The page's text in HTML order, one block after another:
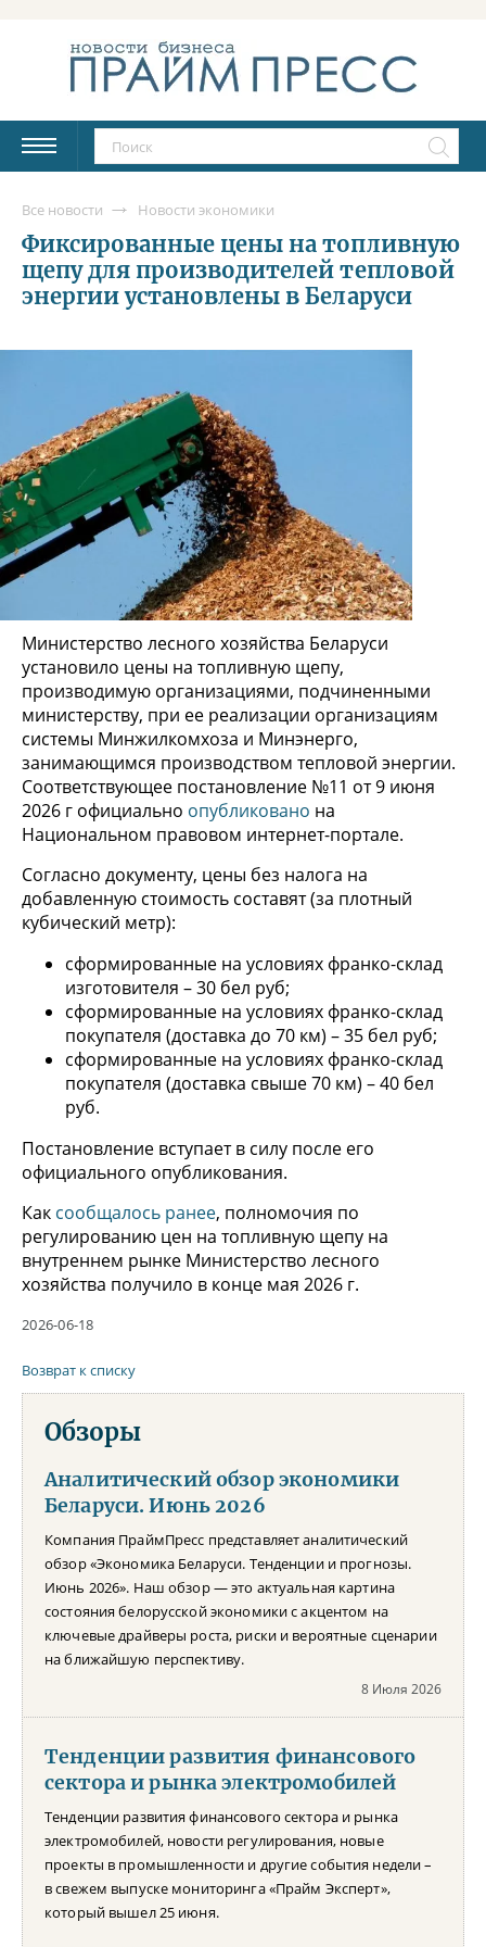
Все новости Новости экономики
Фиксированные цены на топливную
щепу для производителей тепловой
энергии установлены в Беларуси
Министерство лесного хозяйства Беларуси
установило цены на топливную щепу,
производимую организациями, подчиненными
министерству, при ее реализации организациям
системы Минжилкомхоза и Минэнерго,
занимающимся производством тепловой энергии.
Соответствующее постановление №11 от 9 июня
2026 г официально опубликовано на
Национальном правовом интернет-портале.
Согласно документу, цены без налога на
добавленную стоимость составят (за плотный
кубический метр):
сформированные на условиях франко-склад
изготовителя – 30 бел руб;
сформированные на условиях франко-склад
покупателя (доставка до 70 км) – 35 бел руб;
сформированные на условиях франко-склад
покупателя (доставка свыше 70 км) – 40 бел
руб.
Постановление вступает в силу после его
официального опубликования.
Как сообщалось ранее, полномочия по
регулированию цен на топливную щепу на
внутреннем рынке Министерство лесного
хозяйства получило в конце мая 2026 г.
2026-06-18
Возврат к списку
Обзоры
Аналитический обзор экономики
Беларуси. Июнь 2026
Компания ПраймПресс представляет аналитический
обзор «Экономика Беларуси. Тенденции и прогнозы.
Июнь 2026». Наш обзор — это актуальная картина
состояния белорусской экономики с акцентом на
ключевые драйверы роста, риски и вероятные сценарии
на ближайшую перспективу.
8 Июля 2026
Тенденции развития финансового
сектора и рынка электромобилей
Тенденции развития финансового сектора и рынка
электромобилей, новости регулирования, новые
проекты в промышленности и другие события недели –
в свежем выпуске мониторинга «Прайм Эксперт»,
который вышел 25 июня.